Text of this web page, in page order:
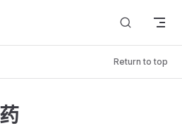
Return to top